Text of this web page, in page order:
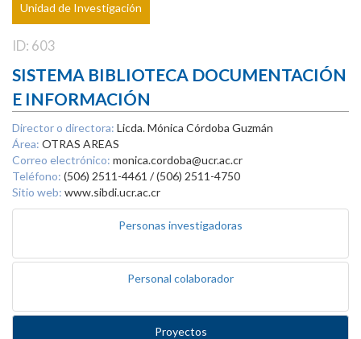
Unidad de Investigación
ID: 603
SISTEMA BIBLIOTECA DOCUMENTACIÓN
E INFORMACIÓN
Director o directora: Licda. Mónica Córdoba Guzmán
Área: OTRAS AREAS
Correo electrónico: monica.cordoba@ucr.ac.cr
Teléfono: (506) 2511-4461 / (506) 2511-4750
Sitio web: www.sibdi.ucr.ac.cr
Personas investigadoras
Personal colaborador
Proyectos